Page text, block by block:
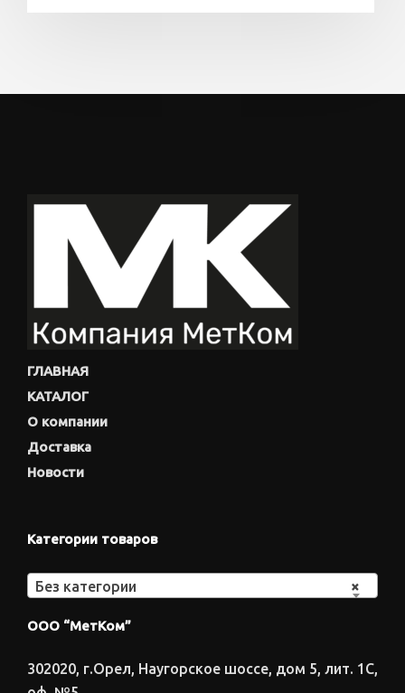
ГЛАВНАЯ
КАТАЛОГ
О компании
Доставка
Новости
Категории товаров
×
Без категории
ООО “МетКом”
302020, г.Орел, Наугорское шоссе, дом 5, лит. 1С,